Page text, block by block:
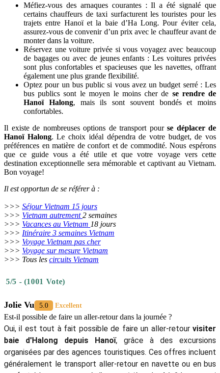
Méfiez-vous des arnaques courantes : Il a été signalé que
certains chauffeurs de taxi surfacturent les touristes pour les
trajets entre Hanoï et la baie d’Ha Long. Pour éviter cela,
assurez-vous de convenir d’un prix avec le chauffeur avant de
monter dans la voiture.
Réservez une voiture privée si vous voyagez avec beaucoup
de bagages ou avec de jeunes enfants : Les voitures privées
sont plus confortables et spacieuses que les navettes, offrant
également une plus grande flexibilité.
Optez pour un bus public si vous avez un budget serré : Les
bus publics sont le moyen le moins cher de se rendre de
Hanoï Halong, mais ils sont souvent bondés et moins
confortables.
Il existe de nombreuses options de transport pour se déplacer de
Hanoï Halong. Le choix idéal dépendra de votre budget, de vos
préférences en matière de confort et de commodité. Nous espérons
que ce guide vous a été utile et que votre voyage vers cette
destination exceptionnelle sera mémorable et captivant au Vietnam.
Bon voyage!
Il est opportun de se référer à :
>>> Séjour Vietnam 15 jours
>>> Vietnam autrement2 semaines
>>> Vacances au Vietnam 18 jours
>>> Itinéraire 3 semaines Vietnam
>>> Voyage Vietnam pas cher
>>> Voyage sur mesure Vietnam
>>> Tous les circuits Vietnam
5/5 - (1001 Vote)
Jolie Vu 5.0 Excellent
Est-il possible de faire un aller-retour dans la journée ?
Oui, il est tout à fait possible de faire un aller-retour visiter
baie d'Halong depuis Hanoï, grâce à des excursions
organisées par des agences touristiques. Ces offres incluent
généralement le transport aller-retour en navette ou en bus